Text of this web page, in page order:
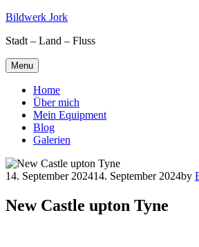
Skip
content
Bildwerk Jork
Stadt – Land – Fluss
Menu
Home
Über mich
Mein Equipment
Blog
Galerien
14. September 202414. September 2024by
New Castle upton Tyne